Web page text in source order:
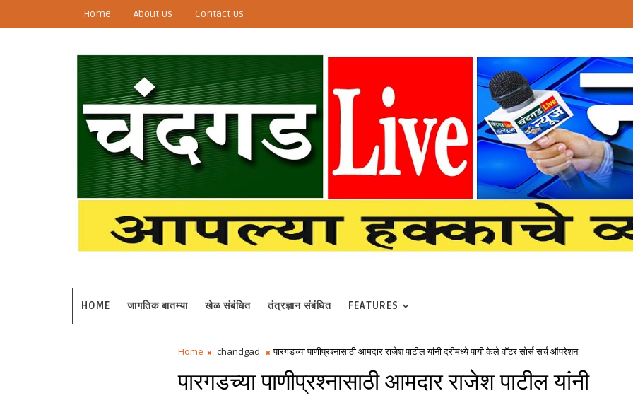
Home About Us Contact Us
HOME जागतिक बातम्या खेळ संबंधित तंत्रज्ञान संबंधित FEATURES
Home chandgad पारगडच्या पाणीप्रश्नासाठी आमदार राजेश पाटील यांनी दरीमध्ये पायी केले वॉटर सोर्स सर्च ऑपरेशन
पारगडच्या पाणीप्रश्नासाठी आमदार राजेश पाटील यांनी